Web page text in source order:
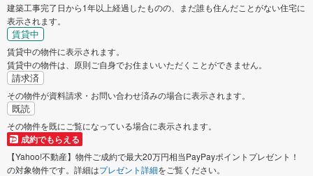
建築工事完了日から1年以上経過したものの、まだ誰も住んだことがない住宅に
表示されます。
賃貸中
賃貸中の物件に表示されます。
賃貸中の物件は、原則ご自身でお住まいいただくことができません。
請求済
その物件が資料請求・お問い合わせ済みの場合に表示されます。
既読
その物件を既にご覧になっている場合に表示されます。
成約でもらえる
【Yahoo!不動産】物件ご成約で最大20万円相当PayPayポイントプレゼント！
の対象物件です。詳細はプレゼント詳細をご覧ください。